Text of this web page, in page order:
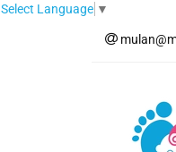
Select Language ▼